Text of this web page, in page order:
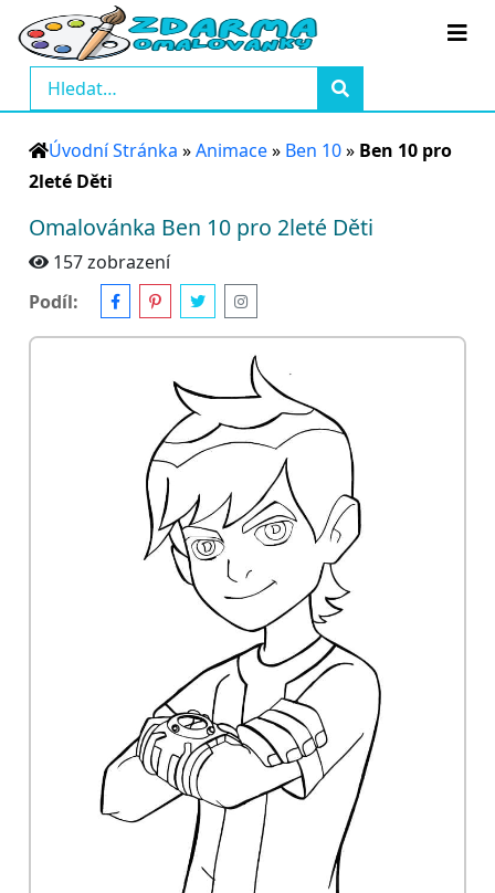
Úvodní Stránka »Animace» Ben 10» Ben 10 pro
2leté Děti
Omalovánka Ben 10 pro 2leté Děti
157 zobrazení
Podíl: